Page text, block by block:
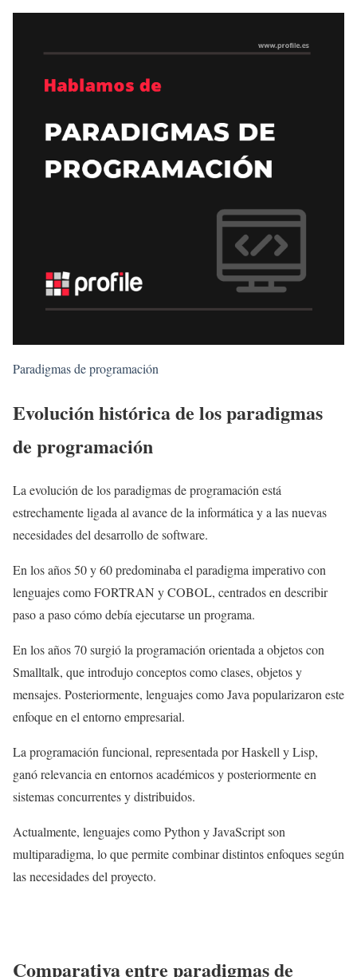
Paradigmas de programación
Evolución histórica de los paradigmas
de programación
La evolución de los paradigmas de programación está
estrechamente ligada al avance de la informática y a las nuevas
necesidades del desarrollo de software.
En los años 50 y 60 predominaba el paradigma imperativo con
lenguajes como FORTRAN y COBOL, centrados en describir
paso a paso cómo debía ejecutarse un programa.
En los años 70 surgió la programación orientada a objetos con
Smalltalk, que introdujo conceptos como clases, objetos y
mensajes. Posteriormente, lenguajes como Java popularizaron este
enfoque en el entorno empresarial.
La programación funcional, representada por Haskell y Lisp,
ganó relevancia en entornos académicos y posteriormente en
sistemas concurrentes y distribuidos.
Actualmente, lenguajes como Python y JavaScript son
multiparadigma, lo que permite combinar distintos enfoques según
las necesidades del proyecto.
Comparativa entre paradigmas de